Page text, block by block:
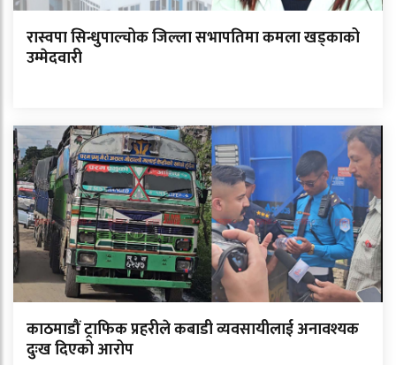
रास्वपा सिन्धुपाल्चोक जिल्ला सभापतिमा कमला खड्काको
उम्मेदवारी
काठमाडौं ट्राफिक प्रहरीले कबाडी व्यवसायीलाई अनावश्यक
दुःख दिएको आरोप